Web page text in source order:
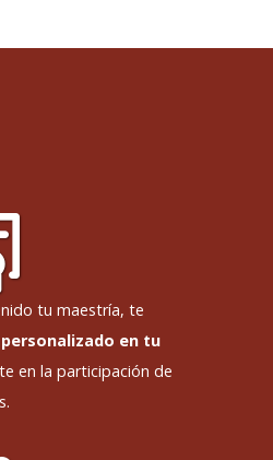
tu maestría, te
en tu
en la participación de